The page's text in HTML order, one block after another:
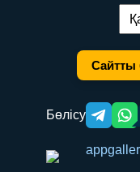
Сайтты
Бөлісу Telegram